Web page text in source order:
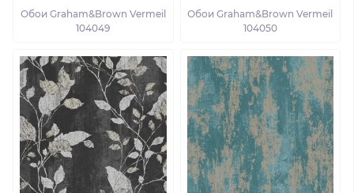
Обои Graham&Brown Vermeil
104049
Обои Graham&Brown Vermeil
104050